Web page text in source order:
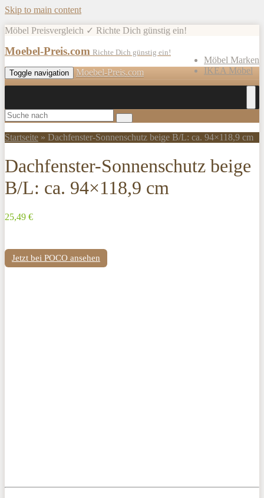
Skip to main content
Möbel Preisvergleich ✓ Richte Dich günstig ein!
Möbel Marken
IKEA Möbel
Moebel-Preis.com Richte Dich günstig ein!
Toggle navigation Moebel-Preis.com
Startseite » Dachfenster-Sonnenschutz beige B/L: ca. 94×118,9 cm
Dachfenster-Sonnenschutz beige
B/L: ca. 94×118,9 cm
25,49 €
Jetzt bei POCO ansehen